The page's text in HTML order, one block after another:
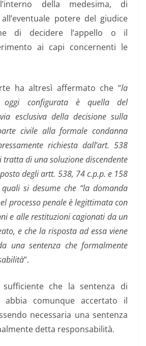
della medesima, di
potere del giudice
di decidere l’appello o il
ai capi concernenti le
ha altresì affermato che “la
oggi configurata è quella del
esclusiva della decisione sulla
civile alla formale condanna
richiesta dall’art. 538
tratta di una soluzione discendente
degli artt. 538, 74 c.p.p. e 158
si desume che “la domanda
processo penale è legittimata con
e alle restituzioni cagionati da un
e che la risposta ad essa viene
una sentenza che formalmente
”.
che la sentenza di
abbia comunque accertato il
necessaria una sentenza
detta responsabilità.